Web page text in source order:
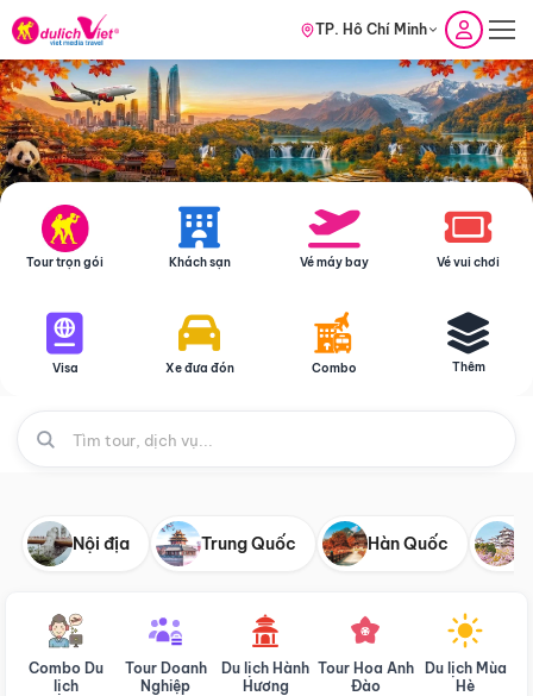
TP. Hồ Chí Minh
Tour trọn gói Khách sạn Vé máy bay Vé vui chơi
Visa Xe đưa đón Combo Thêm
Nội địa Trung Quốc Hàn Quốc
Combo Du
lịch
Tour Doanh
Nghiệp
Du lịch Hành
Hương
Tour Hoa Anh
Đào
Du lịch Mùa
Hè